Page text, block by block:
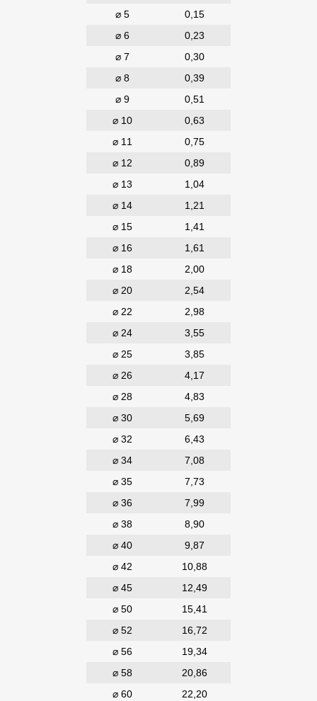
⌀ 5
0,15
⌀ 6
0,23
⌀ 7
0,30
⌀ 8
0,39
⌀ 9
0,51
⌀ 10
0,63
⌀ 11
0,75
⌀ 12
0,89
⌀ 13
1,04
⌀ 14
1,21
⌀ 15
1,41
⌀ 16
1,61
⌀ 18
2,00
⌀ 20
2,54
⌀ 22
2,98
⌀ 24
3,55
⌀ 25
3,85
⌀ 26
4,17
⌀ 28
4,83
⌀ 30
5,69
⌀ 32
6,43
⌀ 34
7,08
⌀ 35
7,73
⌀ 36
7,99
⌀ 38
8,90
⌀ 40
9,87
⌀ 42
10,88
⌀ 45
12,49
⌀ 50
15,41
⌀ 52
16,72
⌀ 56
19,34
⌀ 58
20,86
⌀ 60
22,20